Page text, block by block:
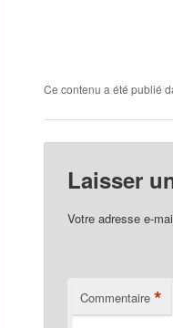
Ce contenu a été publié
Laisser
Votre adresse e-
Commentaire *